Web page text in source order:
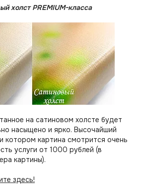
холст PREMIUM-класса
на сатиновом холсте будет
насыщено и ярко. Высочайший
котором картина смотрится очень
услуги от 1000 рублей (в
картины).
здесь!